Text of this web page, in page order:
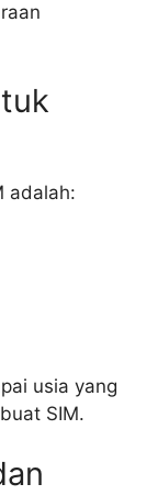
adalah:
usia yang
SIM.